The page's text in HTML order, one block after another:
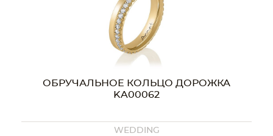
ОБРУЧАЛЬНОЕ КОЛЬЦО ДОРОЖКА
KA00062
WEDDING